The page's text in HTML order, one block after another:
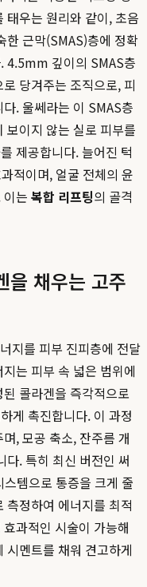
태우는 원리와 같이, 초음
한 근막(SMAS)층에 정확
4.5mm 깊이의 SMAS층
당겨주는 조직으로, 피
. 울쎄라는 이 SMAS층
보이지 않는 실로 피부를
제공합니다. 늘어진 턱
적이며, 얼굴 전체의 윤
는 복합 리프팅의 골격
을 채우는 고주
지를 피부 진피층에 전달
는 피부 속 넓은 범위에
콜라겐을 즉각적으로
게 촉진합니다. 이 과정
, 모공 축소, 잔주름 개
다. 특히 최신 버전인 써
템으로 통증을 크게 줄
측정하여 에너지를 최적
과적인 시술이 가능해
시멘트를 채워 견고하게